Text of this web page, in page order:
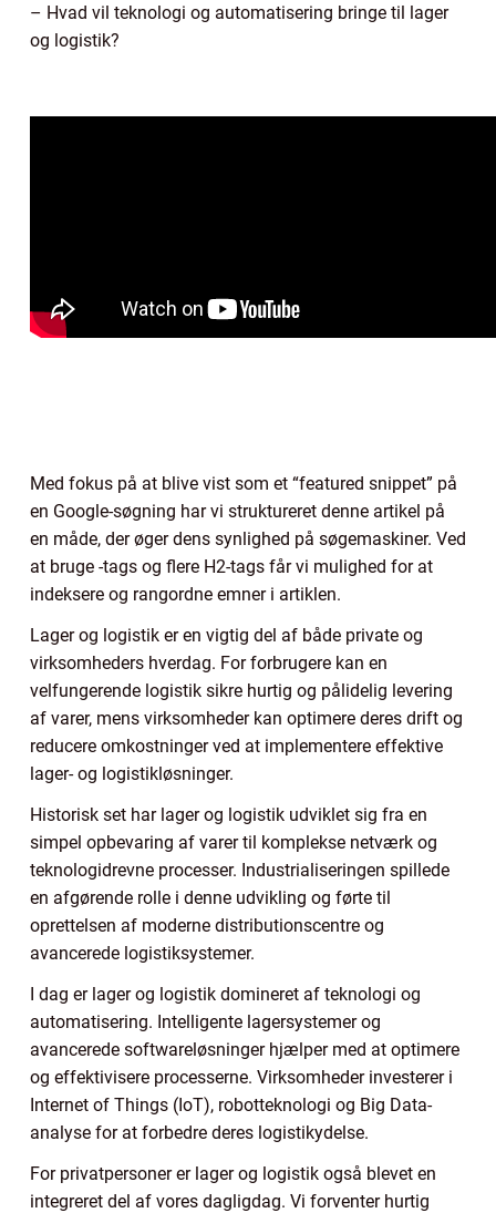
– Hvad vil teknologi og automatisering bringe til lager
og logistik?
Med fokus på at blive vist som et “featured snippet” på
en Google-søgning har vi struktureret denne artikel på
en måde, der øger dens synlighed på søgemaskiner. Ved
at bruge -tags og flere H2-tags får vi mulighed for at
indeksere og rangordne emner i artiklen.
Lager og logistik er en vigtig del af både private og
virksomheders hverdag. For forbrugere kan en
velfungerende logistik sikre hurtig og pålidelig levering
af varer, mens virksomheder kan optimere deres drift og
reducere omkostninger ved at implementere effektive
lager- og logistikløsninger.
Historisk set har lager og logistik udviklet sig fra en
simpel opbevaring af varer til komplekse netværk og
teknologidrevne processer. Industrialiseringen spillede
en afgørende rolle i denne udvikling og førte til
oprettelsen af moderne distributionscentre og
avancerede logistiksystemer.
I dag er lager og logistik domineret af teknologi og
automatisering. Intelligente lagersystemer og
avancerede softwareløsninger hjælper med at optimere
og effektivisere processerne. Virksomheder investerer i
Internet of Things (IoT), robotteknologi og Big Data-
analyse for at forbedre deres logistikydelse.
For privatpersoner er lager og logistik også blevet en
integreret del af vores dagligdag. Vi forventer hurtig